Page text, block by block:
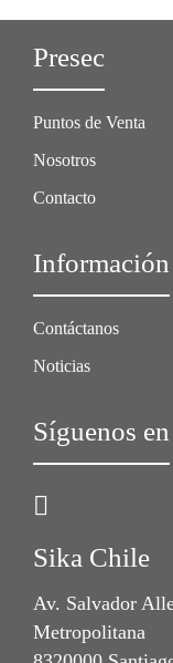
Presec
Puntos de Venta
Nosotros
Contacto
Información
Contáctanos
Noticias
Síguenos en
Sika Chile
Av. Salvador
Metropolitana